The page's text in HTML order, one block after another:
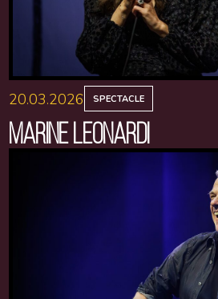
20.03.2026 SPECTACLE
MARINE LEONARDI